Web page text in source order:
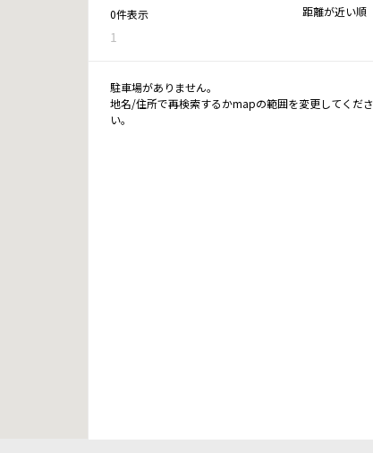
0件表示
1
距離が近い順
駐車場がありません。
地名/住所で再検索するかmapの範囲を変更してくださ
い。